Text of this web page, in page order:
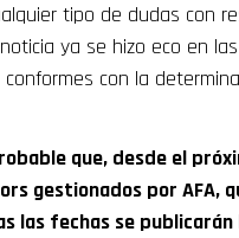
tipo de dudas con
noticia ya se hizo eco en
con la
que, desde el
gestionados por AFA,
las fechas se publicarán